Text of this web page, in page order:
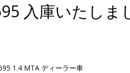
入庫いたしま
1.4 MTA ディーラー車